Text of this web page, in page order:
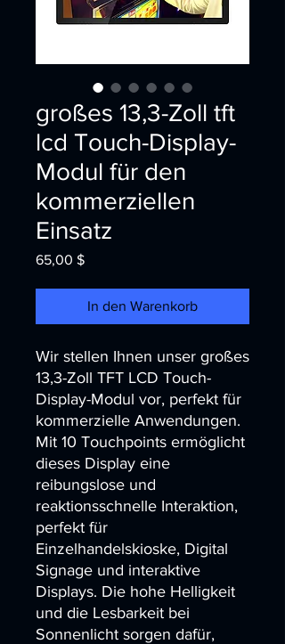
großes 13,3-Zoll tft
lcd Touch-Display-
Modul für den
kommerziellen
Einsatz
65,00 $Preis
In den Warenkorb
Wir stellen Ihnen unser großes
13,3-Zoll TFT LCD Touch-
Display-Modul vor, perfekt für
kommerzielle Anwendungen.
Mit 10 Touchpoints ermöglicht
dieses Display eine
reibungslose und
reaktionsschnelle Interaktion,
perfekt für
Einzelhandelskioske, Digital
Signage und interaktive
Displays. Die hohe Helligkeit
und die Lesbarkeit bei
Sonnenlicht sorgen dafür,